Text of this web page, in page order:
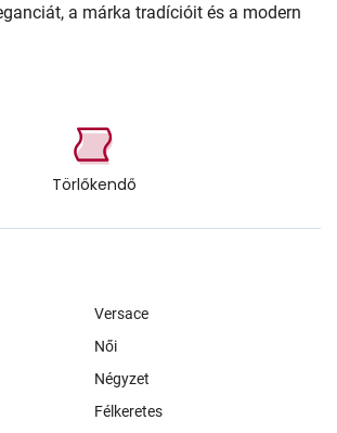
a márka tradícióit és a modern
Törlőkendő
Versace
Női
Négyzet
Félkeretes